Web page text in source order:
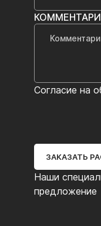
Наши
предложение
Согласие на
ЗАКАЗАТЬ